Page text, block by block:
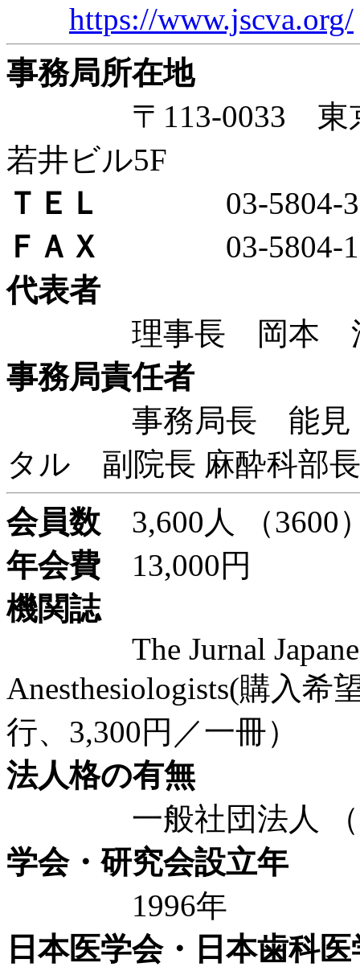
https://www.jscva.org/
事務局所在地
〒113-0033 東京
若井ビル5F
ＴＥＬ
03-5804-
ＦＡＸ
03-5804-
代表者
理事長 岡本 浩
事務局責任者
事務局長 能見 俊
タル 副院長 麻酔科部長
会員数 3,600人 （3600
年会費 13,000円
機関誌
The Jurnal Japanese
Anesthesiologists(購入
行、3,300円／一冊）
法人格の有無
一般社団法人 （
学会・研究会設立年
1996年
日本医学会・日本歯科